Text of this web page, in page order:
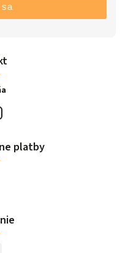
sa
platby